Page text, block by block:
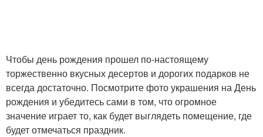
Чтобы день рождения прошел по-настоящему
торжественно вкусных десертов и дорогих подарков не
всегда достаточно. Посмотрите фото украшения на День
рождения и убедитесь сами в том, что огромное
значение играет то, как будет выглядеть помещение, где
будет отмечаться праздник.